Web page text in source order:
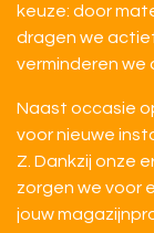
keuze: door
dragen we
verminderen we
Naast occasie
voor nieuwe
Z. Dankzij onze
zorgen we voor
jouw